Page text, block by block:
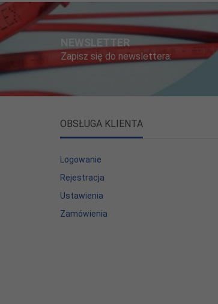
NEWSLETTER
Zapisz się do newslettera:
OBSŁUGA KLIENTA
Logowanie
Rejestracja
Ustawienia
Zamówienia